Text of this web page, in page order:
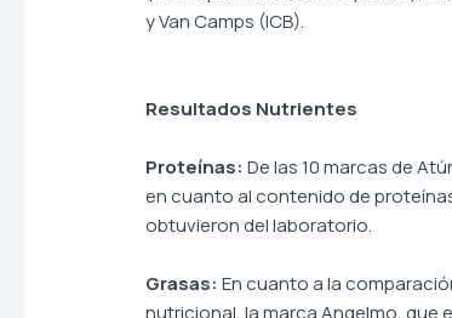
y Van Camps (ICB).
Resultados Nutrientes
Proteínas:De las 10 marcas de
en cuanto al contenido de
obtuvieron del laboratorio.
Grasas:En cuanto a la
nutricional, la marca Angelmo, que